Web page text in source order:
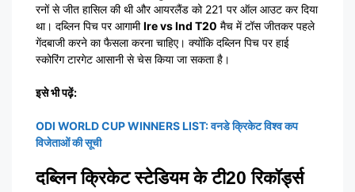
रनों से जीत हासिल की थी और आयरलैंड को 221 पर ऑल आउट कर दिया
था। दब्लिन पिच पर आगामीIre vs Ind T20 मैच में टॉस जीतकर पहले
गेंदबाजी करने का फैसला करना चाहिए। क्योंकि दब्लिन पिच पर हाई
स्कोरिंग टारगेट आसानी से चेस किया जा सकता है।
इसे भी पढ़ें:
ODI WORLD CUP WINNERS LIST: वनडे क्रिकेट विश्व कप
विजेताओं की सूची
दब्लिन क्रिकेट स्टेडियम के टी20 रिकॉर्ड्स